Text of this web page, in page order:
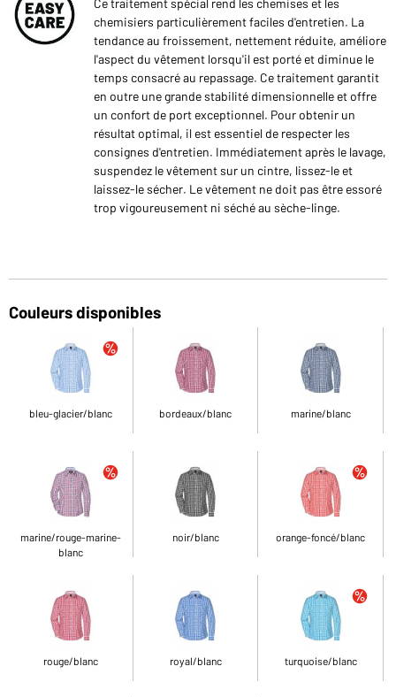
chemisiers particulièrement faciles d'entretien. La
tendance au froissement, nettement réduite, améliore
l'aspect du vêtement lorsqu'il est porté et diminue le
temps consacré au repassage. Ce traitement garantit
en outre une grande stabilité dimensionnelle et offre
un confort de port exceptionnel. Pour obtenir un
résultat optimal, il est essentiel de respecter les
consignes d'entretien. Immédiatement après le lavage,
suspendez le vêtement sur un cintre, lissez-le et
laissez-le sécher. Le vêtement ne doit pas être essoré
trop vigoureusement ni séché au sèche-linge.
Couleurs disponibles
bleu-glacier/blanc bordeaux/blanc marine/blanc
marine/rouge-marine-
blanc
noir/blanc orange-foncé/blanc
rouge/blanc royal/blanc turquoise/blanc